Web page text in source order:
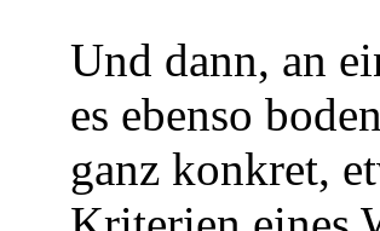
Und dann, an
es ebenso
ganz konkret,